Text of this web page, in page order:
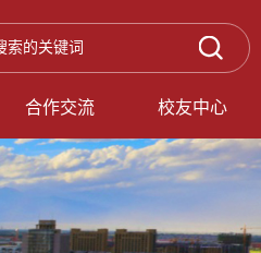
合作交流 校友中心